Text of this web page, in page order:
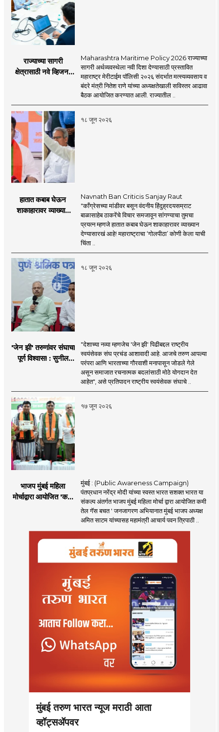
राज्याच्या सागरी
क्षेत्रासाठी नवे व्हिजन;
प्रस्ताव
Maharashtra Maritime Policy 2026 राज्याच्या
सागरी अर्थव्यवस्थेला नवी दिशा देण्यासाठी प्रस्तावित
महाराष्ट्र मेरीटाईम पॉलिसी २०२६ संदर्भात मत्स्यव्यवसाय व
बंदरे मंत्री नितेश राणे यांच्या अध्यक्षतेखाली सविस्तर आढावा
बैठक आयोजित करण्यात आली. राज्यातील ..
१८ जून २०२६
हातात कबाब घेऊन
शाकाहारावर व्याख्यान
Navnath Ban Criticis Sanjay Raut
"काँग्रेसच्या मांडीवर बसून वंदनीय हिंदुह्रदयसम्राट
बाळासाहेब ठाकरेंचे विचार समजावून सांगण्याचा तुमचा
प्रयत्न म्हणजे हातात कबाब घेऊन शाकाहारावर व्याख्यान
देण्यासारखं आहे! महाराष्ट्राचा ‘गोलपीठा’ कोणी केला याची
चिंता ..
१८ जून २०२६
'जेन झी' तरुणांवर संघाचा
पूर्ण विश्वास! : सुनील
"देशाच्या नव्या म्हणजेच 'जेन झी' पिढीबद्दल राष्ट्रीय
स्वयंसेवक संघ प्रचंड आशावादी आहे. आजचे तरुण आपल्या
परंपरा आणि भारताच्या गौरवाशी मनापासून जोडले गेले
असून समाजात रचनात्मक बदलांसाठी मोठे योगदान देत
आहेत", असे प्रतिपादन राष्ट्रीय स्वयंसेवक संघाचे ..
१७ जून २०२६
भाजप मुंबई महिला
मोर्चाद्वारा आयोजित 'कमी
मुंबई : (Public Awareness Campaign)
पंतप्रधान नरेंद्र मोदी यांच्या स्वस्त भारत सशक्त भारत या
संकल्प अंतर्गत भाजप मुंबई महिला मोर्चा द्वारा आयोजित कमी
तेल गॅस बचत ' जनजागरण अभियानात मुंबई भाजप अध्यक्ष
अमित साटम यांच्यासह महामंत्री आचार्य पवन त्रिपाठी ..
मुंबई तरुण भारत न्यूज मराठी आता
व्हॉट्सॲपवर